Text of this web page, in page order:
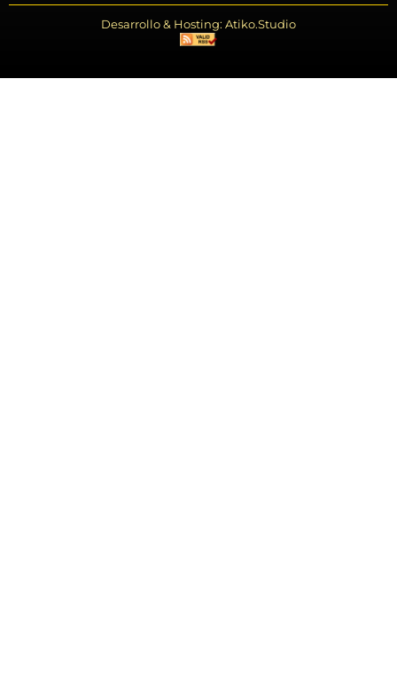
Desarrollo & Hosting: Atiko.Studio